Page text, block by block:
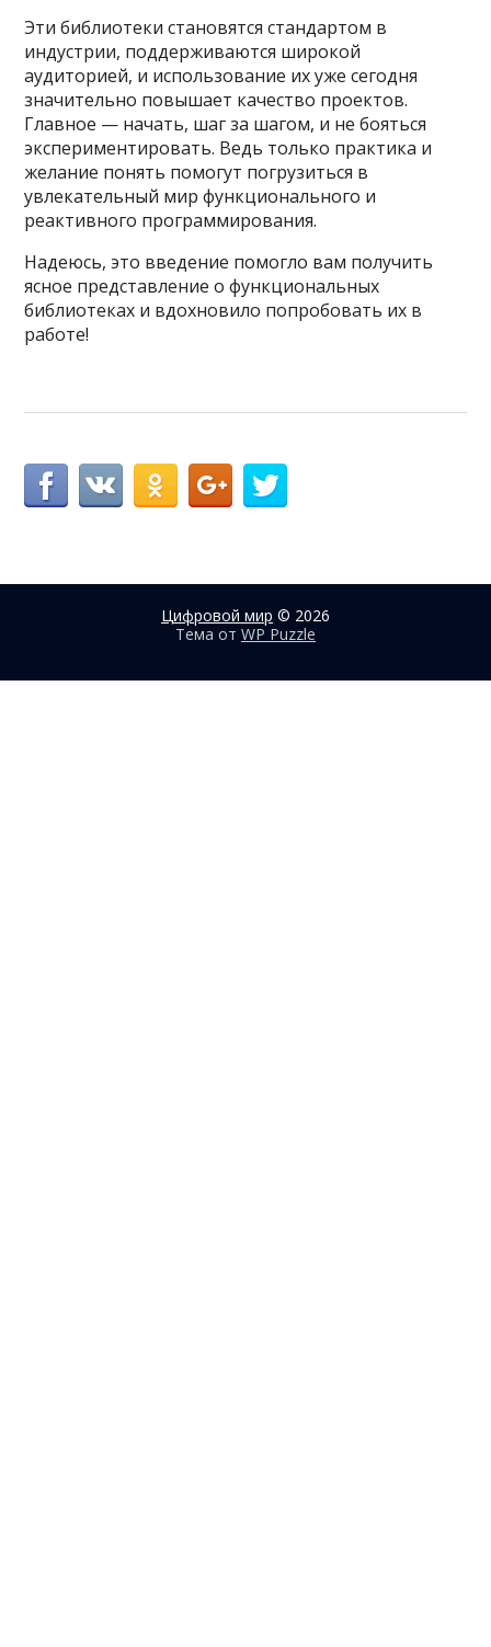
Эти библиотеки становятся стандартом в
индустрии, поддерживаются широкой
аудиторией, и использование их уже сегодня
значительно повышает качество проектов.
Главное — начать, шаг за шагом, и не бояться
экспериментировать. Ведь только практика и
желание понять помогут погрузиться в
увлекательный мир функционального и
реактивного программирования.
Надеюсь, это введение помогло вам получить
ясное представление о функциональных
библиотеках и вдохновило попробовать их в
работе!
Цифровой мир © 2026
Тема от WP Puzzle